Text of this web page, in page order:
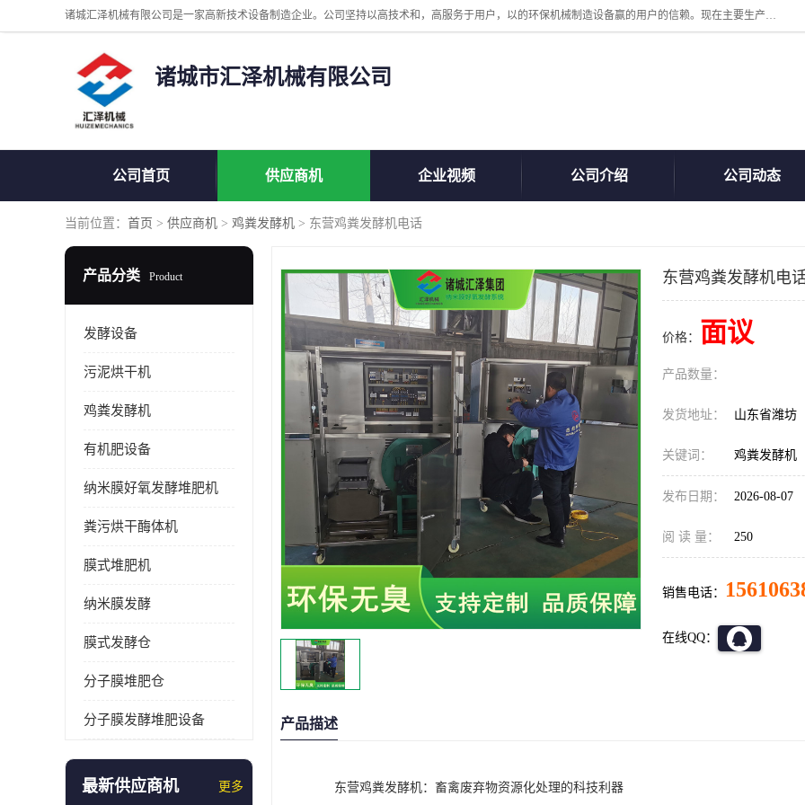
诸城汇泽机械有限公司是一家高新技术设备制造企业。公司坚持以高技术和，高服务于用户，以的环保机械制造设备赢的用户的信赖。现在主要生产死亡畜禽无害化处理和立式和卧式有机肥设备，搅拌机，烘干机，高温发酵机等。污水处理设备，固液分离机。气浮机，化制机等。公司秉承品质，用户至上，科技创新的经营理。
诸城市汇泽机械有限公司
公司首页 供应商机 企业视频 公司介绍 公司动态
当前位置： 首页 > 供应商机 > 鸡粪发酵机 > 东营鸡粪发酵机电话
产品分类 Product
发酵设备
污泥烘干机
鸡粪发酵机
有机肥设备
纳米膜好氧发酵堆肥机
粪污烘干酶体机
膜式堆肥机
纳米膜发酵
膜式发酵仓
分子膜堆肥仓
分子膜发酵堆肥设备
最新供应商机 更多
东营鸡粪发酵机电
价格： 面议
产品数量：
发货地址： 山东省潍坊
关键词： 鸡粪发酵机
发布日期： 2026-08-07
阅 读 量： 250
销售电话：
在线QQ：
产品描述
东营鸡粪发酵机：畜禽废弃物资源化处理的科技利器